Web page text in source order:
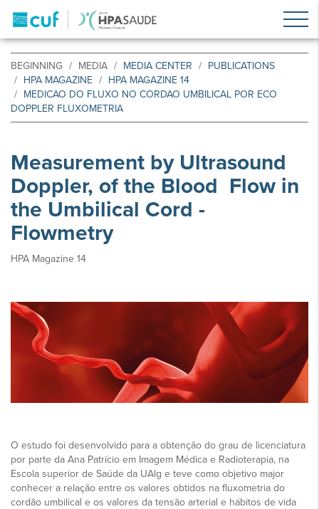
BEGINNING MEDIA MEDIA CENTER
PUBLICATIONS
HPA MAGAZINE
HPA MAGAZINE 14
MEDICAO DO FLUXO NO CORDAO UMBILICAL POR ECO
DOPPLER FLUXOMETRIA
Measurement by Ultrasound
Doppler, of the Blood Flow in
the Umbilical Cord -
Flowmetry
HPA Magazine 14
O estudo foi desenvolvido para a obtenção do grau de licenciatura
por parte da Ana Patrício em Imagem Médica e Radioterapia, na
Escola superior de Saúde da UAlg e teve como objetivo major
conhecer a relação entre os valores obtidos na fluxometria do
cordão umbilical e os valores da tensão arterial e hábitos de vida